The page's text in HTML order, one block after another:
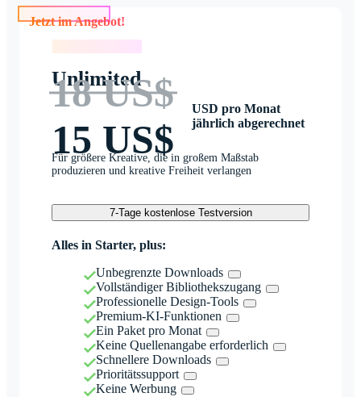
Jetzt im Angebot!
Unlimited
18 US$
15 US$
USD pro Monat
jährlich abgerechnet
Für größere Kreative, die in großem Maßstab
produzieren und kreative Freiheit verlangen
7-Tage kostenlose Testversion
Alles in Starter, plus:
Unbegrenzte Downloads
Vollständiger Bibliothekszugang
Professionelle Design-Tools
Premium-KI-Funktionen
Ein Paket pro Monat
Keine Quellenangabe erforderlich
Schnellere Downloads
Prioritätssupport
Keine Werbung